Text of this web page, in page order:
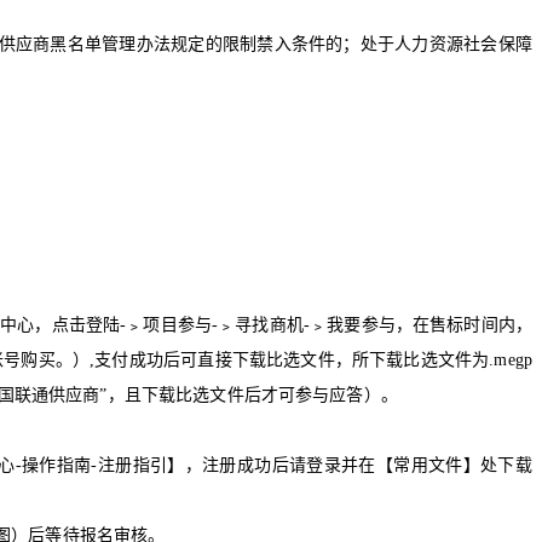
应商黑名单管理办法规定的限制禁入条件的；处于人力资源社会保障
心，点击登陆- ﹥项目参与- ﹥寻找商机- ﹥我要参与，在售标时间内，
购买。） ,支付成功后可直接下载比选文件，所下载比选文件为.megp
通供应商”，且下载比选文件后才可参与应答）。
-操作指南-注册指引】，注册成功后请登录并在【常用文件】处下载
后等待报名审核。